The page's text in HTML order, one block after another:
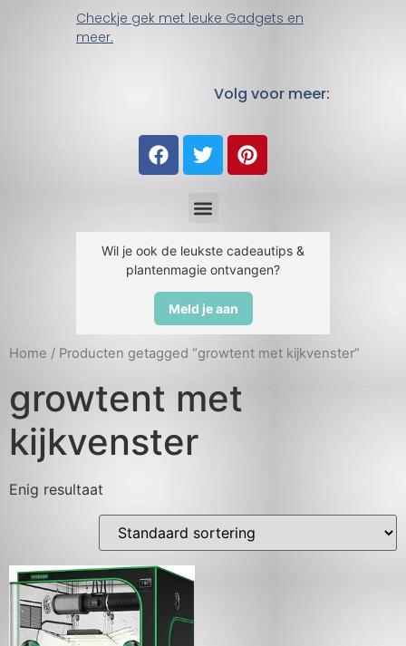
Checkje gek met leuke Gadgets en
meer.
Volg voor meer:
Wil je ook de leukste cadeautips &
plantenmagie ontvangen?
Meld je aan
Home / Producten getagged “growtent met kijkvenster”
growtent met
kijkvenster
Enig resultaat